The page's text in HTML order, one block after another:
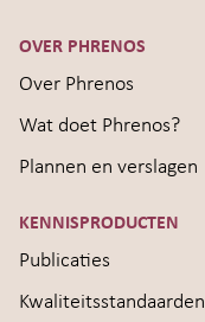
OVER PHRENOS
Over Phrenos
Wat doet Phrenos?
Plannen en verslagen
KENNISPRODUCTEN
Publicaties
Kwaliteitsstandaarden